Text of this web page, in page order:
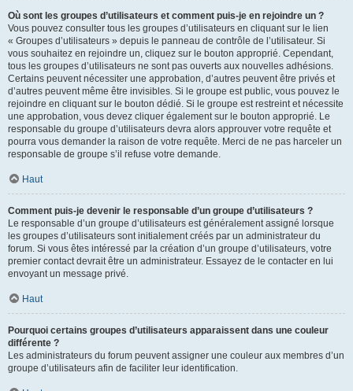
Où sont les groupes d’utilisateurs et comment puis-je en rejoindre un ?
Vous pouvez consulter tous les groupes d’utilisateurs en cliquant sur le lien
« Groupes d’utilisateurs » depuis le panneau de contrôle de l’utilisateur. Si
vous souhaitez en rejoindre un, cliquez sur le bouton approprié. Cependant,
tous les groupes d’utilisateurs ne sont pas ouverts aux nouvelles adhésions.
Certains peuvent nécessiter une approbation, d’autres peuvent être privés et
d’autres peuvent même être invisibles. Si le groupe est public, vous pouvez le
rejoindre en cliquant sur le bouton dédié. Si le groupe est restreint et nécessite
une approbation, vous devez cliquer également sur le bouton approprié. Le
responsable du groupe d’utilisateurs devra alors approuver votre requête et
pourra vous demander la raison de votre requête. Merci de ne pas harceler un
responsable de groupe s’il refuse votre demande.
Haut
Comment puis-je devenir le responsable d’un groupe d’utilisateurs ?
Le responsable d’un groupe d’utilisateurs est généralement assigné lorsque
les groupes d’utilisateurs sont initialement créés par un administrateur du
forum. Si vous êtes intéressé par la création d’un groupe d’utilisateurs, votre
premier contact devrait être un administrateur. Essayez de le contacter en lui
envoyant un message privé.
Haut
Pourquoi certains groupes d’utilisateurs apparaissent dans une couleur
différente ?
Les administrateurs du forum peuvent assigner une couleur aux membres d’un
groupe d’utilisateurs afin de faciliter leur identification.